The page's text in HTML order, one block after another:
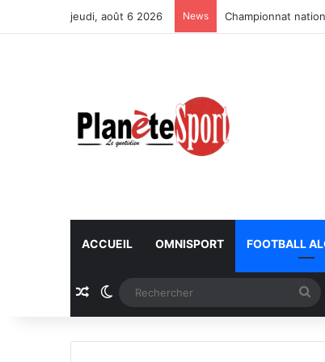
jeudi, août 6 2026 News Championnat
ACCUEIL OMNISPORT FOOTBALL
Article Aléatoire
Switch skin